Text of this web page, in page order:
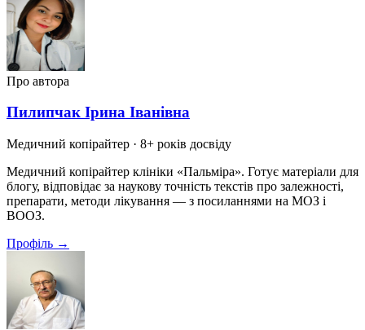
Про автора
Пилипчак Ірина Іванівна
Медичний копірайтер · 8+ років досвіду
Медичний копірайтер клініки «Пальміра». Готує матеріали для
блогу, відповідає за наукову точність текстів про залежності,
препарати, методи лікування — з посиланнями на МОЗ і
ВООЗ.
Профіль →